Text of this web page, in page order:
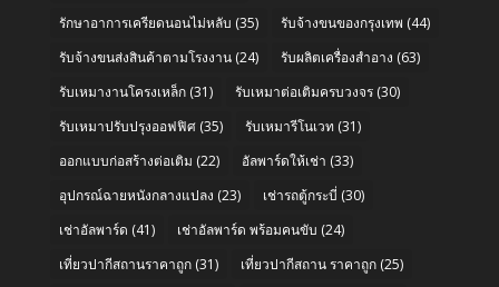
รักษาอาการเครียดนอนไม่หลับ (35) รับจ้างขนของกรุงเทพ (44)
รับจ้างขนส่งสินค้าตามโรงงาน(24) รับผลิตเครื่องสำอาง (63)
รับเหมางานโครงเหล็ก(31) รับเหมาต่อเติมครบวงจร(30)
รับเหมาปรับปรุงออฟฟิศ(35) รับเหมารีโนเวท (31)
ออกแบบก่อสร้างต่อเติม (22) อัลพาร์ดให้เช่า (33)
อุปกรณ์ฉายหนังกลางแปลง (23) เช่ารถตู้กระบี่ (30)
เช่าอัลพาร์ด (41) เช่าอัลพาร์ด พร้อมคนขับ (24)
เที่ยวปากีสถานราคาถูก(31) เที่ยวปากีสถาน ราคาถูก(25)